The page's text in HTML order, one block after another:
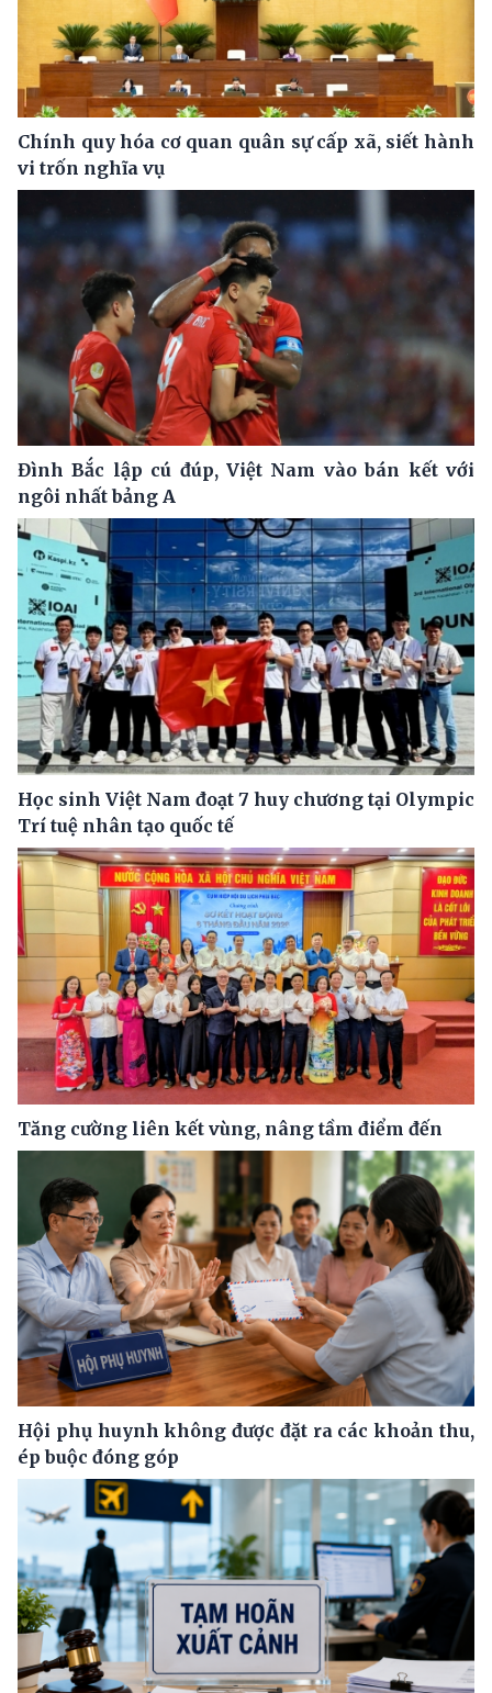
Chính quy hóa cơ quan quân sự cấp xã, siết hành
vi trốn nghĩa vụ
Đình Bắc lập cú đúp, Việt Nam vào bán kết với
ngôi nhất bảng A
Học sinh Việt Nam đoạt 7 huy chương tại Olympic
Trí tuệ nhân tạo quốc tế
Tăng cường liên kết vùng, nâng tầm điểm đến
Hội phụ huynh không được đặt ra các khoản thu,
ép buộc đóng góp